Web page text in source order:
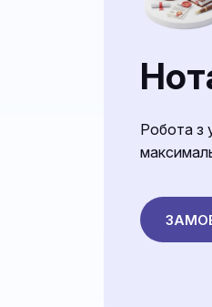
Робота з